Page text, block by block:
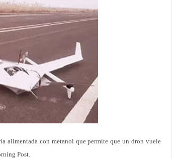
alimentada con metanol que permite que un dron vuele
Post.